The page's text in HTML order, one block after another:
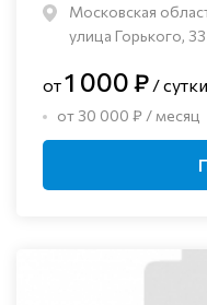
Московская
улица Горького, 33
от1 000 ₽ / сутки
от 30 000 ₽ / месяц